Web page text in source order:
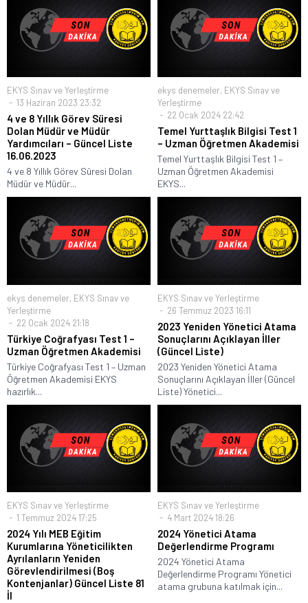
EKYS Sınav ve Yerleştirme
13 Haziran 2023 23:32
4 ve 8 Yıllık Görev Süresi
Dolan Müdür ve Müdür
Yardımcıları – Güncel Liste
16.06.2023
4 ve 8 Yıllık Görev Süresi Dolan
Müdür ve Müdür...
ekys denemeler, EKYS Sınav ve
Yerleştirme
22 Ocak 2024 22:42
Temel Yurttaşlık Bilgisi Test 1
– Uzman Öğretmen Akademisi
Temel Yurttaşlık Bilgisi Test 1 –
Uzman Öğretmen Akademisi
EKYS...
ekys denemeler, EKYS Sınav ve
Yerleştirme
22 Ocak 2024 21:18
Türkiye Coğrafyası Test 1 –
Uzman Öğretmen Akademisi
Türkiye Coğrafyası Test 1 – Uzman
Öğretmen Akademisi EKYS
hazırlık...
EKYS Sınav ve Yerleştirme
26 Temmuz 2023 16:11
2023 Yeniden Yönetici Atama
Sonuçlarını Açıklayan İller
(Güncel Liste)
2023 Yeniden Yönetici Atama
Sonuçlarını Açıklayan İller (Güncel
Liste) Yönetici...
EKYS Sınav ve Yerleştirme
1 Temmuz 2024 17:25
2024 Yılı MEB Eğitim
Kurumlarına Yöneticilikten
Ayrılanların Yeniden
Görevlendirilmesi (Boş
Kontenjanlar) Güncel Liste 81
İl
EKYS Sınav ve Yerleştirme
4 Mart 2024 18:26
2024 Yönetici Atama
Değerlendirme Programı
2024 Yönetici Atama
Değerlendirme Programı Yönetici
atama grubuna katılmak için...